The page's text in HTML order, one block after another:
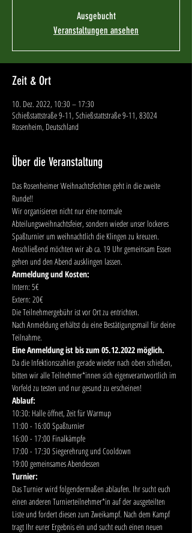
Ausgebucht
Veranstaltungen ansehen
Zeit & Ort
10. Dez. 2022, 10:30 – 17:30
Schießstattstraße 9-11, Schießstattstraße 9-11, 83024
Rosenheim, Deutschland
Über die Veranstaltung
Das Rosenheimer Weihnachtsfechten geht in die zweite
Runde!!
Wir organisieren nicht nur eine normale
Abteilungsweihnachtsfeier, sondern wieder unser lockeres
Spaßturnier um weihnachtlich die Klingen zu kreuzen.
Anschließend möchten wir ab ca. 19 Uhr gemeinsam Essen
gehen und den Abend ausklingen lassen.
Anmeldung und Kosten:
Intern: 5€
Extern: 20€
Die Teilnehmergebühr ist vor Ort zu entrichten.
Nach Anmeldung erhältst du eine Bestätigungsmail für deine
Teilnahme.
Eine Anmeldung ist bis zum 05.12.2022 möglich.
Da die Infektionszahlen gerade wieder nach oben schießen,
bitten wir alle Teilnehmer*innen sich eigenverantwortlich im
Vorfeld zu testen und nur gesund zu erscheinen!
Ablauf:
10:30: Halle öffnet, Zeit für Warmup
11:00 - 16:00 Spaßturnier
16:00 - 17:00 Finalkämpfe
17:00 - 17:30 Siegerehrung und Cooldown
19:00 gemeinsames Abendessen
Turnier:
Das Turnier wird folgendermaßen ablaufen. Ihr sucht euch
einen anderen Turnierteilnehmer*in auf der ausgeteilten
Liste und fordert diesen zum Zweikampf. Nach dem Kampf
tragt Ihr eurer Ergebnis ein und sucht euch einen neuen